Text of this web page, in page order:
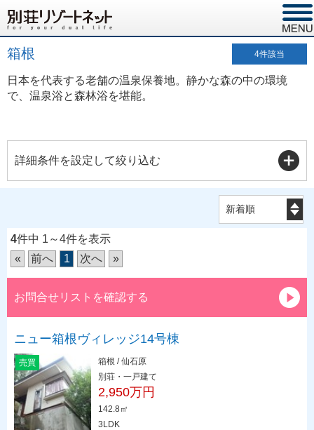
箱根 4件該当
日本を代表する老舗の温泉保養地。静かな森の中の環境
で、温泉浴と森林浴を堪能。
詳細条件を設定して絞り込む
4件中 1～4件を表示
«
前へ 1 次へ »
お問合せリストを確認する
ニュー箱根ヴィレッジ14号棟
売買
箱根 / 仙石原
別荘・一戸建て
2,950万円
142.8㎡
3LDK